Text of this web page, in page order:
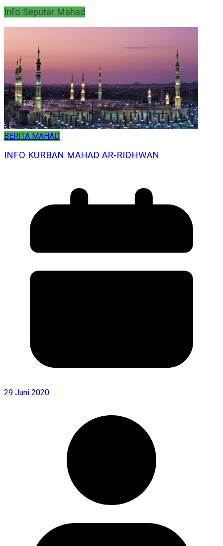
Info Seputar Mahad
BERITA MAHAD
INFO KURBAN MAHAD AR-RIDHWAN
29 Juni 2020